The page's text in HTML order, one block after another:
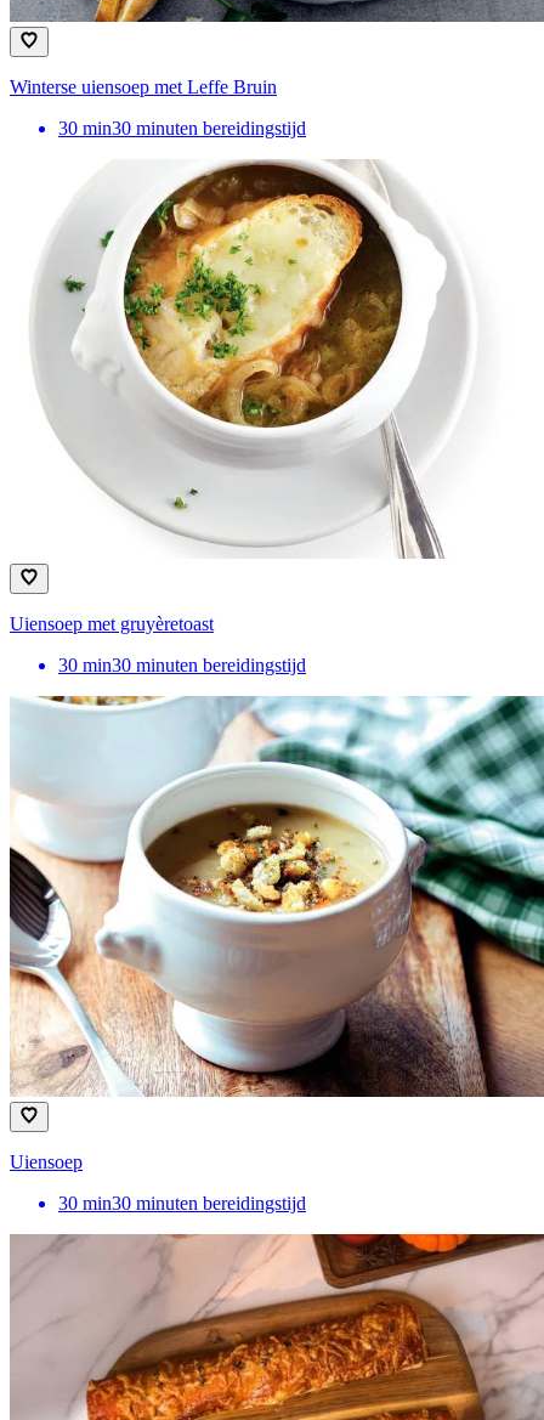
Winterse uiensoep met Leffe Bruin
30 min30 minuten bereidingstijd
Uiensoep met gruyèretoast
30 min30 minuten bereidingstijd
Uiensoep
30 min30 minuten bereidingstijd